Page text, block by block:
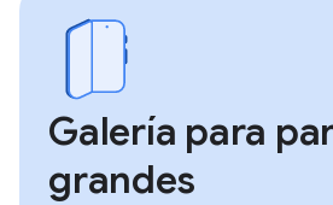
Galería para
grandes